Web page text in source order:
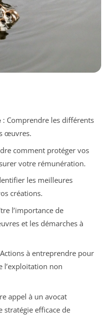
: Comprendre les différents
œuvres.
comment protéger vos
votre rémunération.
les meilleures
créations.
l’importance de
et les démarches à
à entreprendre pour
l’exploitation non
appel à un avocat
stratégie efficace de